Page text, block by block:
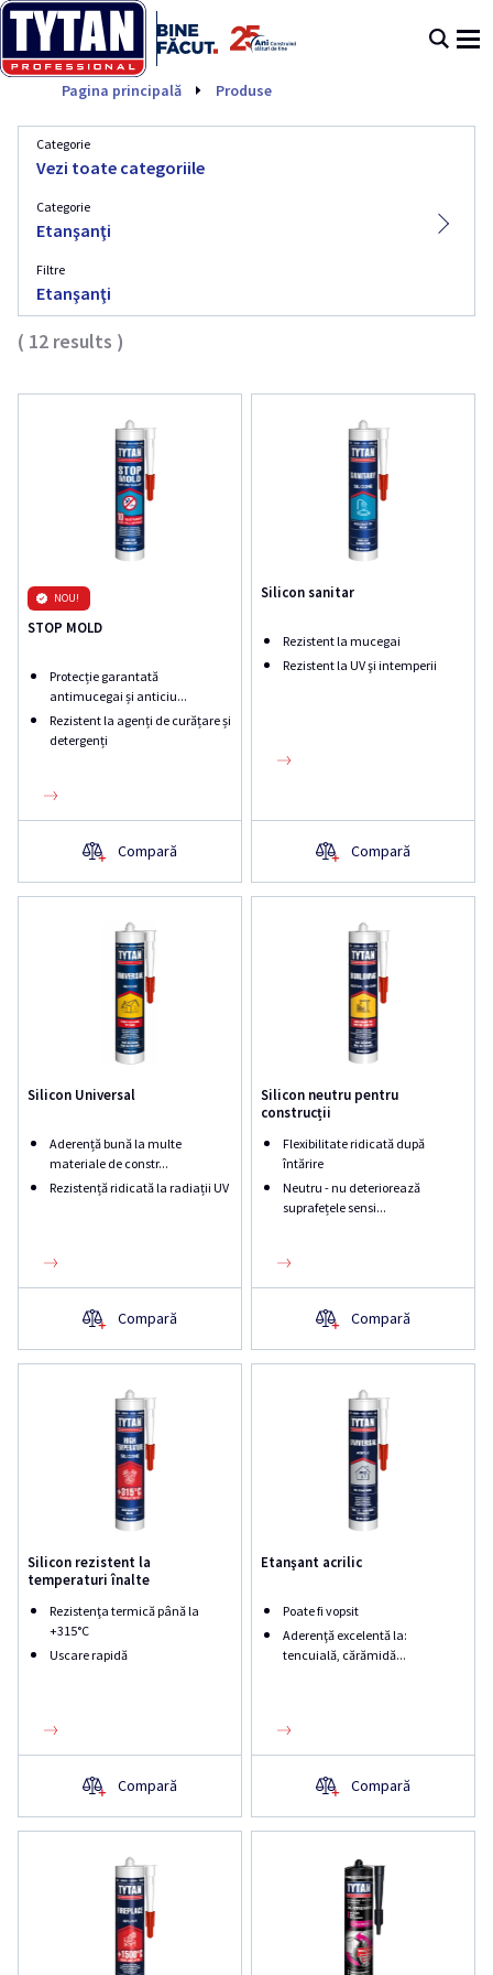
Pagina principală Produse
Categorie
Vezi toate categoriile
Categorie
Etanşanţi
Filtre
Etanşanţi
( 12 results )
NOU!
STOP MOLD
Protecție garantată
antimucegai și anticiu...
Rezistent la agenți de curățare și
detergenți
Compară
Silicon sanitar
Rezistent la mucegai
Rezistent la UV şi intemperii
Compară
Silicon Universal
Aderență bună la multe
materiale de constr...
Rezistență ridicată la radiații UV
Compară
Silicon neutru pentru
construcții
Flexibilitate ridicată după
întărire
Neutru - nu deteriorează
suprafețele sensi...
Compară
Silicon rezistent la
temperaturi înalte
Rezistenţa termică până la
+315°C
Uscare rapidă
Compară
Etanşant acrilic
Poate fi vopsit
Aderenţă excelentă la:
tencuială, cărămidă...
Compară